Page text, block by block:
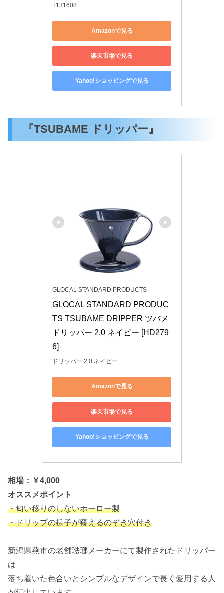
T131608
Amazonで見る
楽天市場で見る
Yahoo!ショッピングで見る
『TSUBAME ドリッパー』
GLOCAL STANDARD PRODUCTS
GLOCAL STANDARD PRODUC
TS TSUBAME DRIPPER ツバメ
ドリッパー 2.0 ネイビー [HD279
6]
ドリッパー 2.0 ネイビー
Amazonで見る
楽天市場で見る
Yahoo!ショッピングで見る
相場：￥4,000
オススメポイント
・匂い移りのしないホーロー製
・ドリップの様子が窺えるのぞき穴付き
新潟県燕市の老舗琺瑯メーカーにて製作されたドリッパー
は
落ち着いた色合いとシンプルなデザインで長く愛用する人